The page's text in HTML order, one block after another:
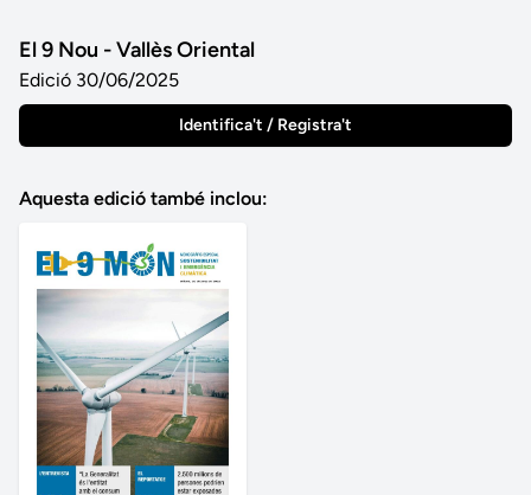
El 9 Nou - Vallès Oriental
Edició 30/06/2025
Identifica't / Registra't
Aquesta edició també inclou: